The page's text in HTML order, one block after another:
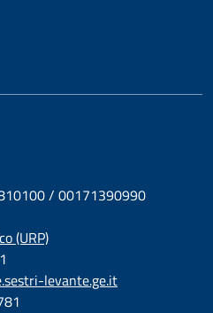
/ 00171390990
(URP)
levante.ge.it